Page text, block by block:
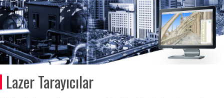
Lazer Tarayıcılar